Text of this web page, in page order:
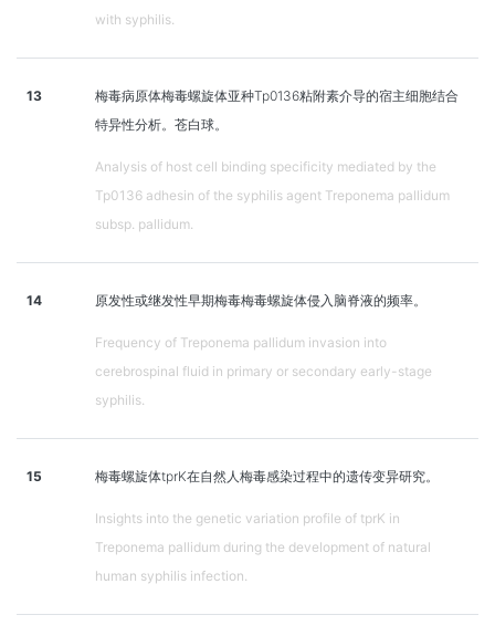
with syphilis.
13
梅毒病原体梅毒螺旋体亚种Tp0136粘附素介导的宿主细胞结合
特异性分析。苍白球。
Analysis of host cell binding specificity mediated by the
Tp0136 adhesin of the syphilis agent Treponema pallidum
subsp. pallidum.
14 原发性或继发性早期梅毒梅毒螺旋体侵入脑脊液的频率。
Frequency of Treponema pallidum invasion into
cerebrospinal fluid in primary or secondary early-stage
syphilis.
15 梅毒螺旋体tprK在自然人梅毒感染过程中的遗传变异研究。
Insights into the genetic variation profile of tprK in
Treponema pallidum during the development of natural
human syphilis infection.